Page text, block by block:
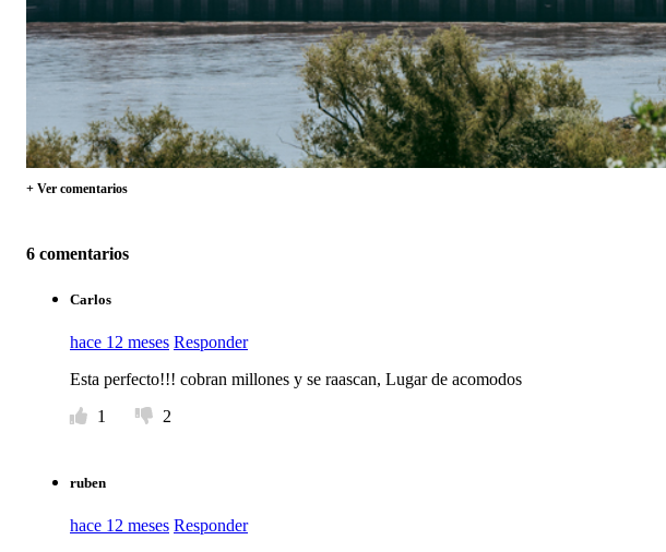
+ Ver comentarios
6 comentarios
Carlos
hace 12 meses Responder
Esta perfecto!!! cobran millones y se raascan, Lugar de acomodos
1
2
ruben
hace 12 meses Responder